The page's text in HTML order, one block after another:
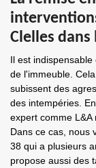
Clelles dans
Il est
de l'immeuble.
subissent des
des intempéries.
expert comme L&A
Dans ce cas, nous
38 qui a plusieurs
propose aussi des